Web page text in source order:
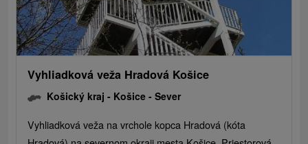
Vyhliadková veža Hradová Košice
Košický kraj - Košice - Sever
Vyhliadková veža na vrchole kopca Hradová (kóta